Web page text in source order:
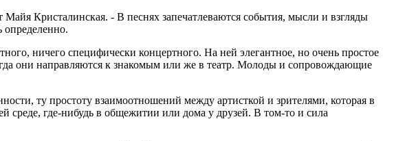
Кристалинская. - В песнях запечатлеваются события, мысли и взгляды
определенно.
ничего специфически концертного. На ней элегантное, но очень простое
они направляются к знакомым или же в театр. Молоды и сопровождающие
ту простоту взаимоотношений между артисткой и зрителями, которая в
среде, где-нибудь в общежитии или дома у друзей. В том-то и сила